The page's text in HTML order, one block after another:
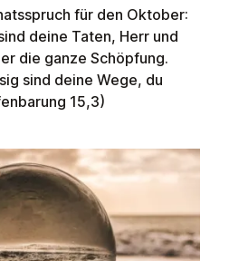
für den Oktober:
deine Taten, Herr und
die ganze Schöpfung.
sind deine Wege, du
15,3)